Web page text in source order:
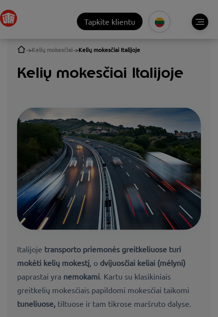
Tapkite klientu
Kelių mokesčiai Kelių mokesčiai Italijoje
Kelių mokesčiai Italijoje
Italijoje transporto priemonės greitkeliuose turi
mokėti kelių mokestį, o dvijuosčiai keliai (mėlyni)
paprastai yra nemokami. Kartu su klasikiniais
greitkelių mokesčiais papildomi mokesčiai taikomi
tuneliuose, tiltuose ir tam tikrose maršruto dalyse.